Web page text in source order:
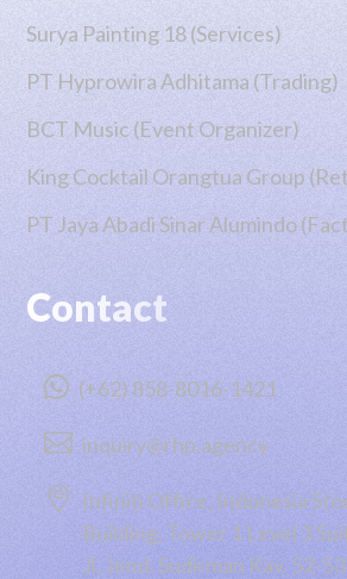
Surya Painting 18 (Services)
PT Hyprowira Adhitama (Trading)
BCT Music (Event Organizer)
King Cocktail Orangtua Group
PT Jaya Abadi Sinar Alumindo
Contact
 (+62) 858-8016-1421
 inquiry@rhp.agency
 Infiniti Office, Indonesia
Building, Tower 1 Level 3
Jl. Jend. Sudirman Kav. 52-